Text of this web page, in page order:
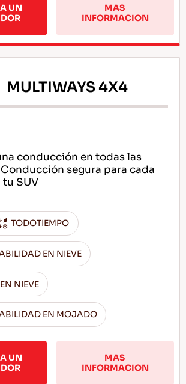
UN
MAS
INFORMACION
MULTIWAYS 4X4
conducción en todas las
segura para cada
SUV
TODOTIEMPO
EN NIEVE
NIEVE
EN MOJADO
UN
MAS
INFORMACION